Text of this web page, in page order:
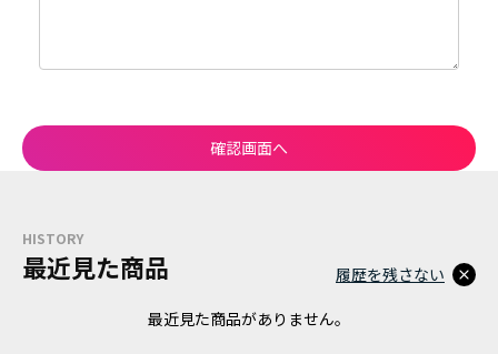
HISTORY
最近見た商品
最近見た商品がありません。
履歴を残さない